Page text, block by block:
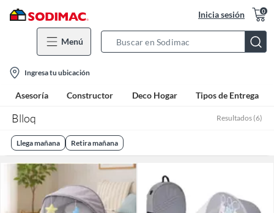
Inicia sesión 0
Menú
Bar
location-
icon
Ingresa tu ubicación
Asesoría Constructor Deco Hogar Tipos de Entrega
Blloq Resultados (6)
Llega mañana Retira mañana